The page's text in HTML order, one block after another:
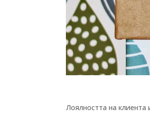
Лоялността на клиента